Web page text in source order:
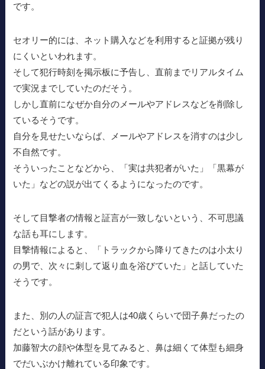
です。
セオリー的には、ネット購入などを利用すると証拠が残り
にくいといわれます。
そして犯行時刻を掲示板に予告し、直前までリアルタイム
で実況までしていたのだそう。
しかし直前になぜか自分のメールやアドレスなどを削除し
ているそうです。
自分を見せたいならば、メールやアドレスを消すのは少し
不自然です。
そういったことなどから、「実は共犯者がいた」「黒幕が
いた」などの説が出てくるようになったのです。
そして目撃者の情報と証言が一致しないという、不可思議
な話も耳にします。
目撃情報によると、「トラックから降りてきたのは小太り
の男で、次々に刺して返り血を浴びていた」と話していた
そうです。
また、別の人の証言で犯人は40歳くらいで団子鼻だったの
だという話があります。
加藤智大の顔や体型を見てみると、鼻は細くて体型も細身
でだいぶかけ離れている印象です。